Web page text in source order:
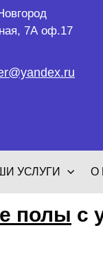
7А оф.17
УСЛУГИ О
полы с